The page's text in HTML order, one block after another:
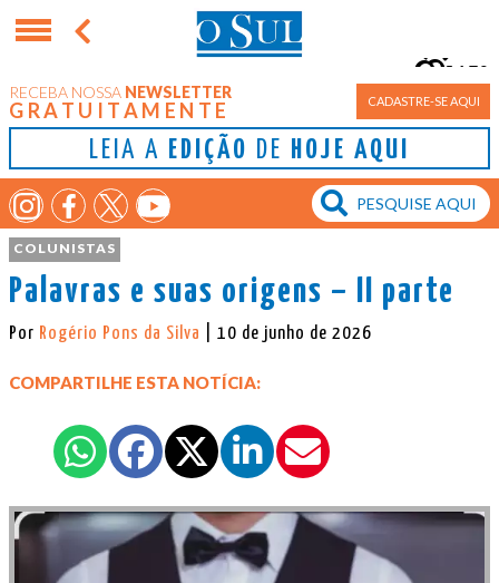
RECEBA NOSSA NEWSLETTER
GRATUITAMENTE CADASTRE-SE AQUI
LEIA A EDIÇÃO DE HOJE AQUI
Porto Alegre
15°
COLUNISTAS
Palavras e suas origens – II parte
Por Rogério Pons da Silva | 10 de junho de 2026
COMPARTILHE ESTA NOTÍCIA: